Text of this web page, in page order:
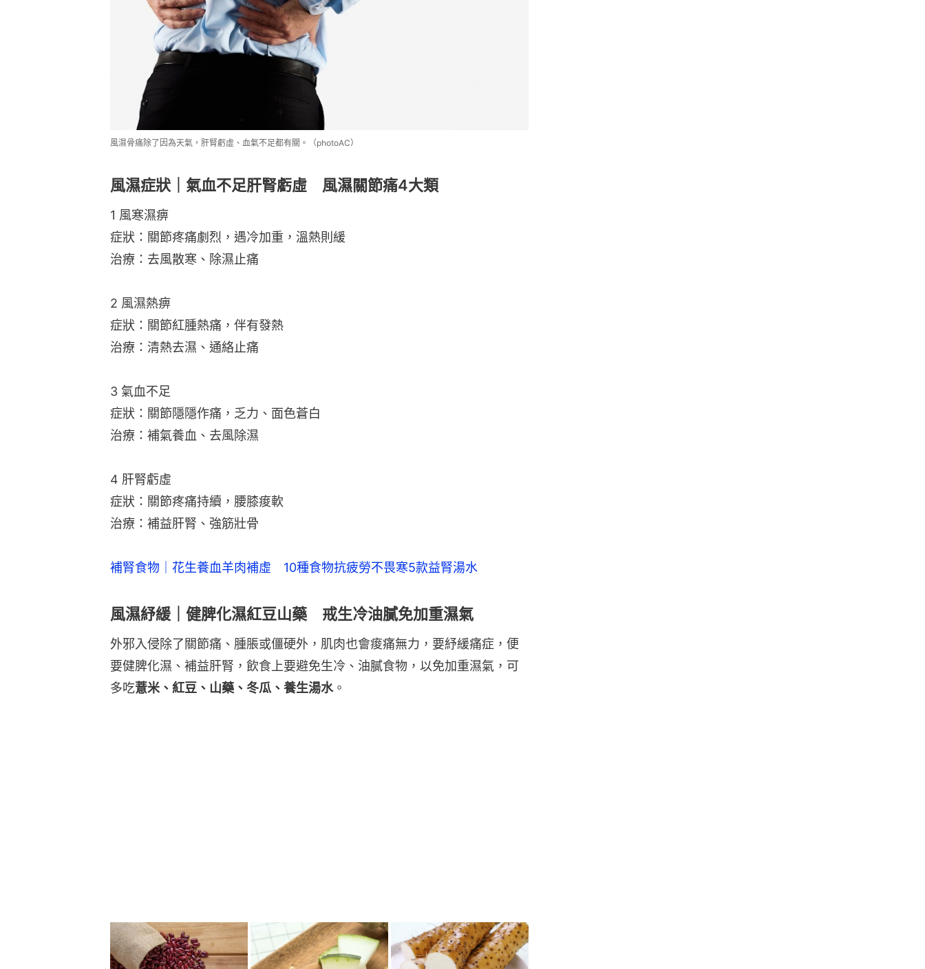
風濕骨痛除了因為天氣，肝腎虧虛、血氣不足都有關。（photoAC）
風濕症狀｜氣血不足肝腎虧虛 風濕關節痛4大類
1 風寒濕痹
症狀：關節疼痛劇烈，遇冷加重，溫熱則緩
治療：去風散寒、除濕止痛
2 風濕熱痹
症狀：關節紅腫熱痛，伴有發熱
治療：清熱去濕、通絡止痛
3 氣血不足
症狀：關節隱隱作痛，乏力、面色蒼白
治療：補氣養血、去風除濕
4 肝腎虧虛
症狀：關節疼痛持續，腰膝痠軟
治療：補益肝腎、強筋壯骨
補腎食物｜花生養血羊肉補虛　10種食物抗疲勞不畏寒5款益腎湯水
風濕紓緩｜健脾化濕紅豆山藥 戒生冷油膩免加重濕氣
外邪入侵除了關節痛、腫脹或僵硬外，肌肉也會痠痛無力，要紓緩痛症，便
要健脾化濕、補益肝腎，飲食上要避免生冷、油膩食物，以免加重濕氣，可
多吃薏米、紅豆、山藥、冬瓜、養生湯水。